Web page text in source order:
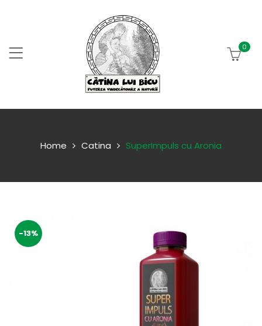
0
Home Catina SuperImpuls cu Aronia
-13%